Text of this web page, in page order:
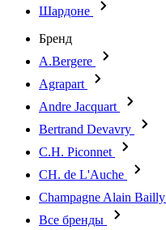
Шардоне
Бренд
A.Bergere
Agrapart
Andre Jacquart
Bertrand Devavry
C.H. Piconnet
CH. de L'Auche
Champagne Alain Bailly
Все бренды